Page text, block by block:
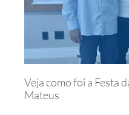
Veja como foi a Festa
Mateus